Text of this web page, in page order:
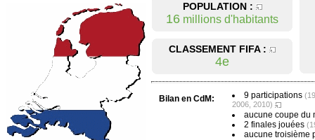
POPULATION :
16 millions d'habitants
CLASSEMENT FIFA :
4e
Bilan en CdM: 9 participations
2006, 2010)
aucune coupe du
2 finales jouées
aucune troisième